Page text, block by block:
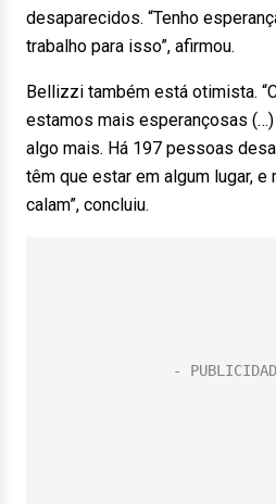
desaparecidos. “Tenho
trabalho para isso”, afirmou.
Bellizzi também está otimista.
estamos mais esperançosas
algo mais. Há 197 pessoas
têm que estar em algum lugar,
calam”, concluiu.